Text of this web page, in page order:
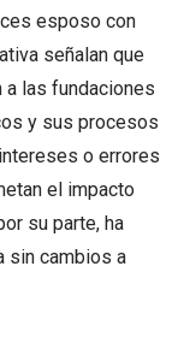
esposo con
señalan que
las fundaciones
y sus procesos
o errores
el impacto
su parte, ha
sin cambios a